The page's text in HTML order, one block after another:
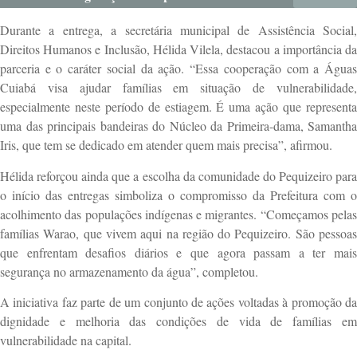
Durante a entrega, a secretária municipal de Assistência Social,
Direitos Humanos e Inclusão, Hélida Vilela, destacou a importância da
parceria e o caráter social da ação. “Essa cooperação com a Águas
Cuiabá visa ajudar famílias em situação de vulnerabilidade,
especialmente neste período de estiagem. É uma ação que representa
uma das principais bandeiras do Núcleo da Primeira-dama, Samantha
Iris, que tem se dedicado em atender quem mais precisa”, afirmou.
Hélida reforçou ainda que a escolha da comunidade do Pequizeiro para
o início das entregas simboliza o compromisso da Prefeitura com o
acolhimento das populações indígenas e migrantes. “Começamos pelas
famílias Warao, que vivem aqui na região do Pequizeiro. São pessoas
que enfrentam desafios diários e que agora passam a ter mais
segurança no armazenamento da água”, completou.
A iniciativa faz parte de um conjunto de ações voltadas à promoção da
dignidade e melhoria das condições de vida de famílias em
vulnerabilidade na capital.